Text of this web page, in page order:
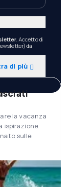
Accetto di
da
di più
la vacanza
ispirazione.
sulle